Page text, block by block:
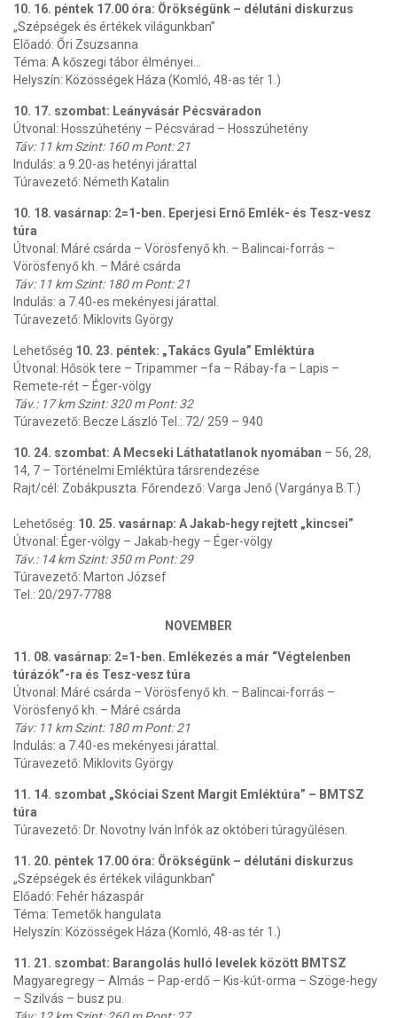
10. 16. péntek 17.00 óra: Örökségünk – délutáni diskurzus
„Szépségek és értékek világunkban”
Előadó: Őri Zsuzsanna
Téma: A kőszegi tábor élményei...
Helyszín: Közösségek Háza (Komló, 48-as tér 1.)
10. 17. szombat: Leányvásár Pécsváradon
Útvonal: Hosszúhetény – Pécsvárad – Hosszúhetény
Táv: 11 km Szint: 160 m Pont: 21
Indulás: a 9.20-as hetényi járattal
Túravezető: Németh Katalin
10. 18. vasárnap: 2=1-ben. Eperjesi Ernő Emlék- és Tesz-vesz
túra
Útvonal: Máré csárda – Vörösfenyő kh. – Balincai-forrás –
Vörösfenyő kh. – Máré csárda
Táv: 11 km Szint: 180 m Pont: 21
Indulás: a 7.40-es mekényesi járattal.
Túravezető: Miklovits György
Lehetőség 10. 23. péntek: „Takács Gyula” Emléktúra
Útvonal: Hősök tere – Tripammer –fa – Rábay-fa – Lapis –
Remete-rét – Éger-völgy
Táv.: 17 km Szint: 320 m Pont: 32
Túravezető: Becze László Tel.: 72/ 259 – 940
10. 24. szombat: A Mecseki Láthatatlanok nyomában – 56, 28,
14, 7 – Történelmi Emléktúra társrendezése
Rajt/cél: Zobákpuszta. Főrendező: Varga Jenő (Vargánya B.T.)
Lehetőség: 10. 25. vasárnap: A Jakab-hegy rejtett „kincsei”
Útvonal: Éger-völgy – Jakab-hegy – Éger-völgy
Táv.: 14 km Szint: 350 m Pont: 29
Túravezető: Marton József
Tel.: 20/297-7788
NOVEMBER
11. 08. vasárnap: 2=1-ben. Emlékezés a már “Végtelenben
túrázók”-ra és Tesz-vesz túra
Útvonal: Máré csárda – Vörösfenyő kh. – Balincai-forrás –
Vörösfenyő kh. – Máré csárda
Táv: 11 km Szint: 180 m Pont: 21
Indulás: a 7.40-es mekényesi járattal.
Túravezető: Miklovits György
11. 14. szombat „Skóciai Szent Margit Emléktúra” – BMTSZ
túra
Túravezető: Dr. Novotny Iván Infók az októberi túragyűlésen.
11. 20. péntek 17.00 óra: Örökségünk – délutáni diskurzus
„Szépségek és értékek világunkban”
Előadó: Fehér házaspár
Téma: Temetők hangulata
Helyszín: Közösségek Háza (Komló, 48-as tér 1.)
11. 21. szombat: Barangolás hulló levelek között BMTSZ
Magyaregregy – Almás – Pap-erdő – Kis-kút-orma – Szöge-hegy
– Szilvás – busz pu.